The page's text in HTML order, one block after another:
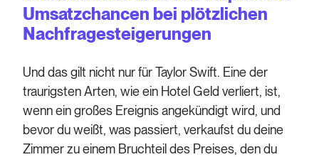
Umsatzchancen bei plötzlichen
Nachfragesteigerungen
Und das gilt nicht nur für Taylor Swift. Eine der
traurigsten Arten, wie ein Hotel Geld verliert, ist,
wenn ein großes Ereignis angekündigt wird, und
bevor du weißt, was passiert, verkaufst du deine
Zimmer zu einem Bruchteil des Preises, den du